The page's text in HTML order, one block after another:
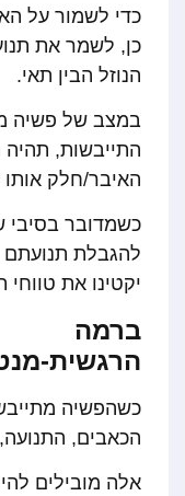
כדי לשמור על
כן, לשמר את
הנוזל הבין תאי.
במצב של פשיה
התייבשות,
האיבר/חלק
כשמדובר בסיבי
להגבלת
יקטינו את
ברמה
הרגשית-
כשהפשיה
הכאבים, התנועה,
אלה מובילים